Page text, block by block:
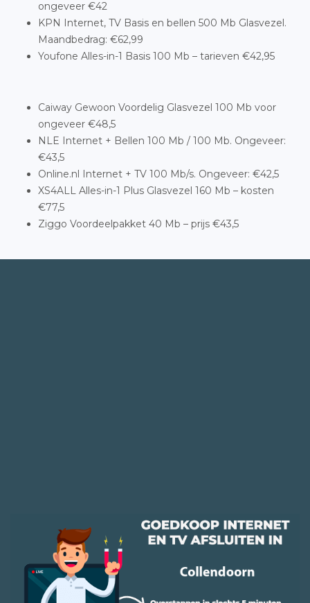
ongeveer €42
KPN Internet, TV Basis en bellen 500 Mb Glasvezel.
Maandbedrag: €62,99
Youfone Alles-in-1 Basis 100 Mb – tarieven €42,95
Caiway Gewoon Voordelig Glasvezel 100 Mb voor
ongeveer €48,5
NLE Internet + Bellen 100 Mb / 100 Mb. Ongeveer:
€43,5
Online.nl Internet + TV 100 Mb/s. Ongeveer: €42,5
XS4ALL Alles-in-1 Plus Glasvezel 160 Mb – kosten
€77,5
Ziggo Voordeelpakket 40 Mb – prijs €43,5